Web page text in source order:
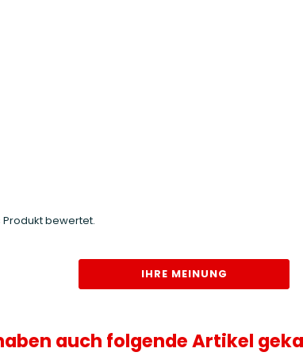
bewertet.
IHRE MEINUNG
auch folgende Artikel